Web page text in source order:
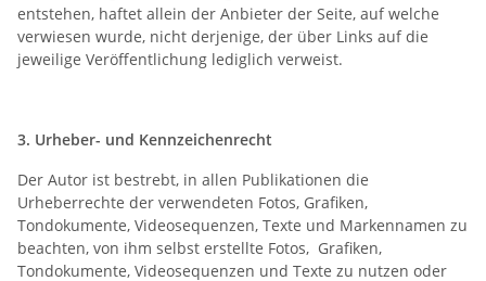
entstehen, haftet allein der Anbieter der Seite, auf welche
verwiesen wurde, nicht derjenige, der über Links auf die
jeweilige Veröffentlichung lediglich verweist.
3. Urheber- und Kennzeichenrecht
Der Autor ist bestrebt, in allen Publikationen die
Urheberrechte der verwendeten Fotos, Grafiken,
Tondokumente, Videosequenzen, Texte und Markennamen zu
beachten, von ihm selbst erstellte Fotos, Grafiken,
Tondokumente, Videosequenzen und Texte zu nutzen oder